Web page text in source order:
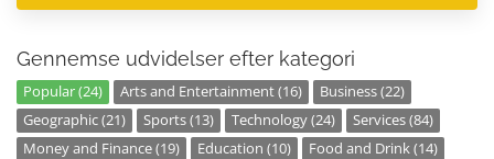
Gennemse udvidelser efter kategori
Popular (24) Arts and Entertainment (16)
Business (22)
Geographic (21)
Sports (13) Technology (24)
Services (84)
Money and Finance (19)
Education (10)
Food and Drink (14)